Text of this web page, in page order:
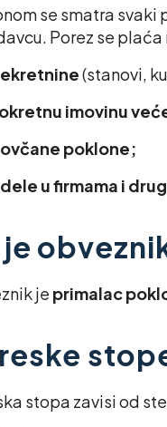
se smatra svaki
Porez se plaća
(stanovi,
imovinu
poklone;
u firmama i
je
je primalac
stopa zavisi od